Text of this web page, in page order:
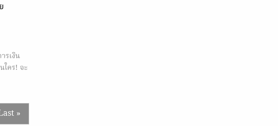
รเงิน
ใคร! จะ
»